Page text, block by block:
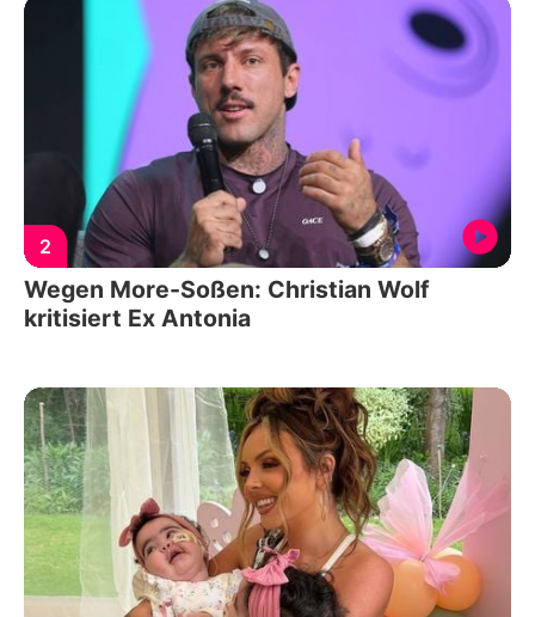
2
Wegen More-Soßen: Christian Wolf
kritisiert Ex Antonia